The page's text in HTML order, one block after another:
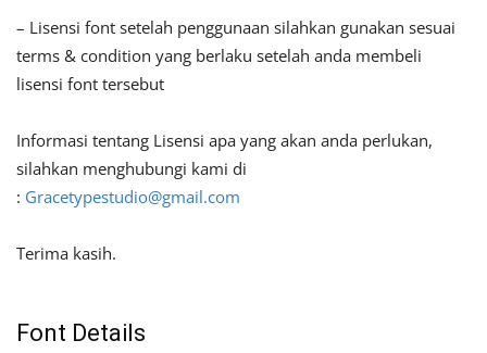
– Lisensi font setelah penggunaan silahkan gunakan sesuai
terms & condition yang berlaku setelah anda membeli
lisensi font tersebut
Informasi tentang Lisensi apa yang akan anda perlukan,
silahkan menghubungi kami di
: Gracetypestudio@gmail.com
Terima kasih.
Font Details